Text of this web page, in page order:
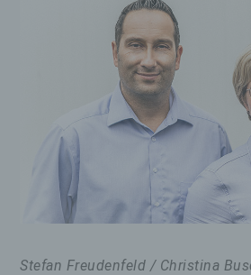
Stefan Freudenfeld / Christina